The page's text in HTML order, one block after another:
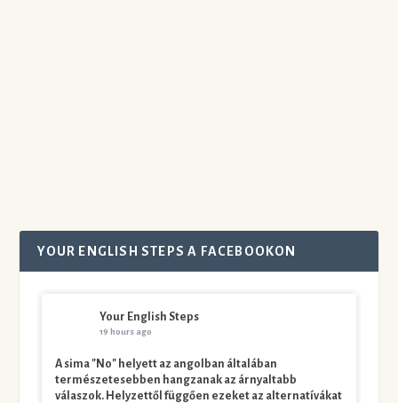
YOUR ENGLISH STEPS A FACEBOOKON
Your English Steps
19 hours ago
A sima "No" helyett az angolban általában
természetesebben hangzanak az árnyaltabb
válaszok. Helyzettől függően ezeket az alternatívákat